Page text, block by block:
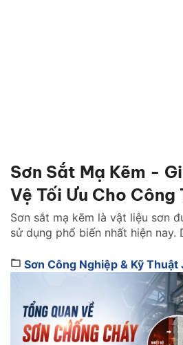
Sơn Sắt Mạ Kẽm -
Vệ Tối Ưu Cho Công
Sơn sắt mạ kẽm là vật liệu sơn
sử dụng phổ biến nhất hiện nay.
mặt sắt thép. Dòng sản phẩm
bật? Thi công ra sao? Tìm hiểu
Sơn Công Nghiệp & Kỹ Thuật